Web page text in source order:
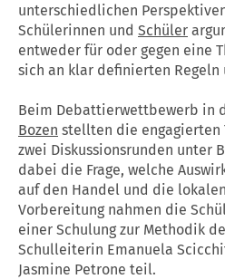
unterschiedlichen
Schülerinnen und Schüler
entweder für oder gegen eine
sich an klar definierten Regeln
Beim Debattierwettbewerb in
Bozen stellten die engagierten
zwei Diskussionsrunden unter
dabei die Frage, welche
auf den Handel und die
Vorbereitung nahmen die
einer Schulung zur Methodik
Schulleiterin Emanuela
Jasmine Petrone teil.